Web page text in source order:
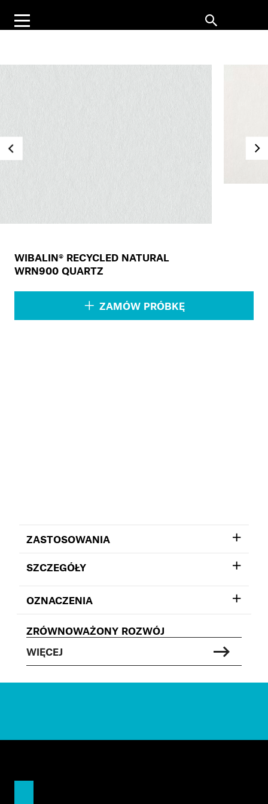
WIBALIN® RECYCLED NATURAL
WRN900 QUARTZ
ZAMÓW PRÓBKĘ
ZASTOSOWANIA
SZCZEGÓŁY
OZNACZENIA
ZRÓWNOWAŻONY ROZWÓJ
WIĘCEJ